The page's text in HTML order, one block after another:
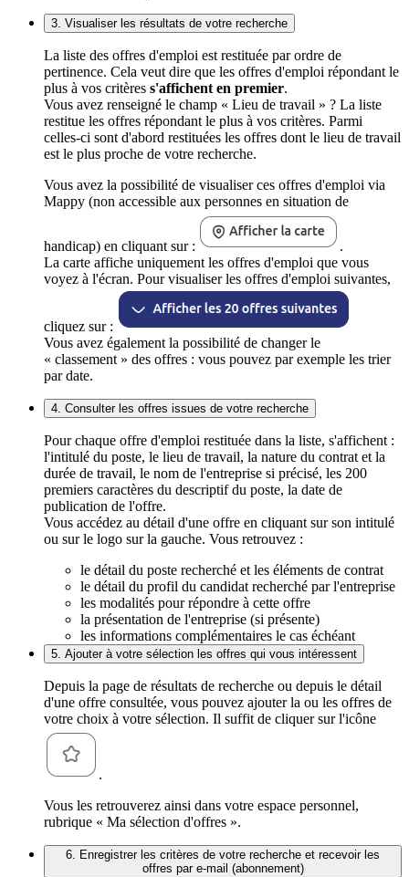
3. Visualiser les résultats de votre recherche
La liste des offres d'emploi est restituée par ordre de
pertinence. Cela veut dire que les offres d'emploi répondant le
plus à vos critères s'affichent en premier.
Vous avez renseigné le champ « Lieu de travail » ? La liste
restitue les offres répondant le plus à vos critères. Parmi
celles-ci sont d'abord restituées les offres dont le lieu de travail
est le plus proche de votre recherche.
Vous avez la possibilité de visualiser ces offres d'emploi via
Mappy (non accessible aux personnes en situation de
handicap) en cliquant sur :
.
La carte affiche uniquement les offres d'emploi que vous
voyez à l'écran. Pour visualiser les offres d'emploi suivantes,
cliquez sur :
Vous avez également la possibilité de changer le
« classement » des offres : vous pouvez par exemple les trier
par date.
4. Consulter les offres issues de votre recherche
Pour chaque offre d'emploi restituée dans la liste, s'affichent :
l'intitulé du poste, le lieu de travail, la nature du contrat et la
durée de travail, le nom de l'entreprise si précisé, les 200
premiers caractères du descriptif du poste, la date de
publication de l'offre.
Vous accédez au détail d'une offre en cliquant sur son intitulé
ou sur le logo sur la gauche. Vous retrouvez :
le détail du poste recherché et les éléments de contrat
le détail du profil du candidat recherché par l'entreprise
les modalités pour répondre à cette offre
la présentation de l'entreprise (si présente)
les informations complémentaires le cas échéant
5. Ajouter à votre sélection les offres qui vous intéressent
Depuis la page de résultats de recherche ou depuis le détail
d'une offre consultée, vous pouvez ajouter la ou les offres de
votre choix à votre sélection. Il suffit de cliquer sur l'icône
.
Vous les retrouverez ainsi dans votre espace personnel,
rubrique « Ma sélection d'offres ».
6. Enregistrer les critères de votre recherche et recevoir les
offres par e-mail (abonnement)